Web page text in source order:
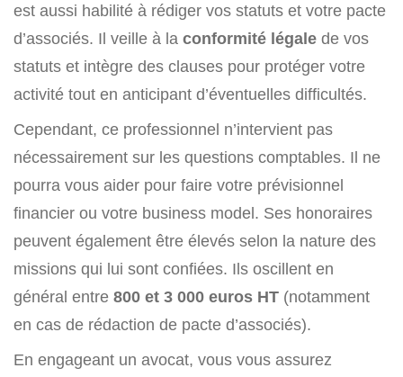
est aussi habilité à rédiger vos statuts et votre pacte
d’associés. Il veille à la conformité légale de vos
statuts et intègre des clauses pour protéger votre
activité tout en anticipant d’éventuelles difficultés.
Cependant, ce professionnel n’intervient pas
nécessairement sur les questions comptables. Il ne
pourra vous aider pour faire votre prévisionnel
financier ou votre business model. Ses honoraires
peuvent également être élevés selon la nature des
missions qui lui sont confiées. Ils oscillent en
général entre 800 et 3 000 euros HT (notamment
en cas de rédaction de pacte d’associés).
En engageant un avocat, vous vous assurez